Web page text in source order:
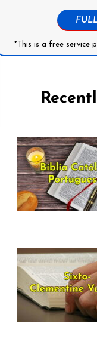
*This is a free service